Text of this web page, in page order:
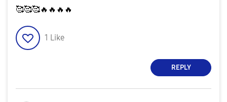
🥰🥰🥰🔥 🔥 🔥 🔥
1 Like
REPLY